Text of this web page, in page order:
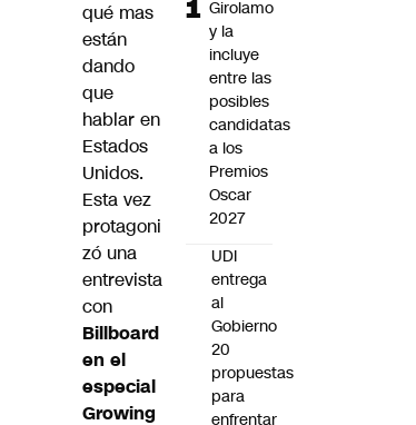
qué mas
están
dando
que
hablar en
Estados
Unidos.
Esta vez
protagoni
zó una
entrevista
con
Billboard
en el
especial
Growing
Girolamo
y la
incluye
entre las
posibles
candidatas
a los
Premios
Oscar
2027
UDI
entrega
al
Gobierno
20
propuestas
para
enfrentar